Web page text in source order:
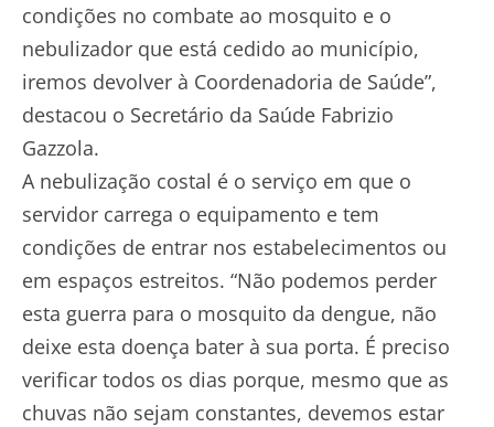
condições no combate ao mosquito e o
nebulizador que está cedido ao município,
iremos devolver à Coordenadoria de Saúde”,
destacou o Secretário da Saúde Fabrizio
Gazzola.
A nebulização costal é o serviço em que o
servidor carrega o equipamento e tem
condições de entrar nos estabelecimentos ou
em espaços estreitos. “Não podemos perder
esta guerra para o mosquito da dengue, não
deixe esta doença bater à sua porta. É preciso
verificar todos os dias porque, mesmo que as
chuvas não sejam constantes, devemos estar